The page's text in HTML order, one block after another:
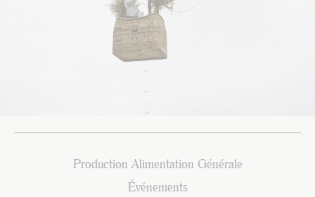
Production Alimentation Générale
Événements